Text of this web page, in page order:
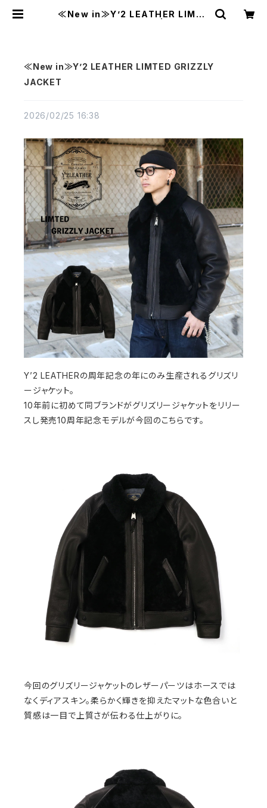
≪New in≫Y’2 LEATHER LIMTE
≪New in≫Y’2 LEATHER LIMTED GRIZZLY
JACKET
2026/02/25 16:38
Y’2 LEATHERの周年記念の年にのみ生産されるグリズリ
ージャケット。
10年前に初めて同ブランドがグリズリージャケットをリリー
スし発売10周年記念モデルが今回のこちらです。
今回のグリズリージャケットのレザーパーツはホースでは
なくディアスキン。柔らかく輝きを抑えたマットな色合いと
質感は一目で上質さが伝わる仕上がりに。